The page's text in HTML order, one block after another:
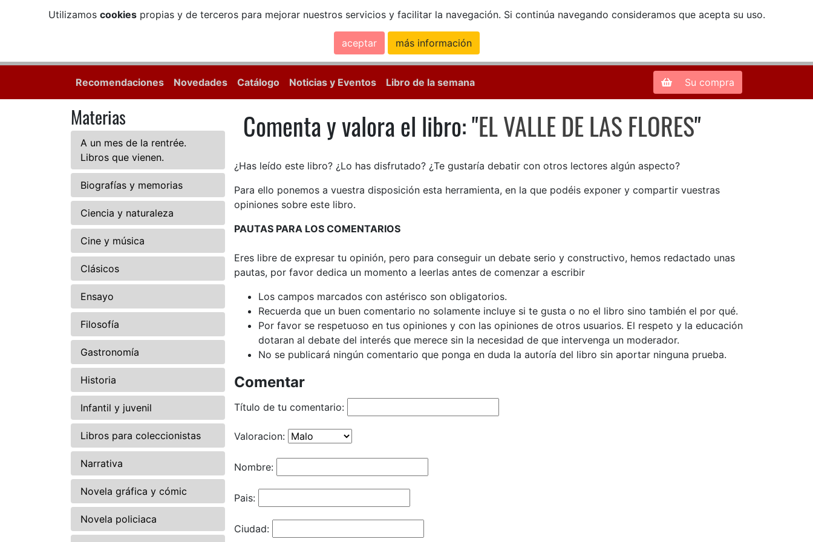
Utilizamos cookiespropias y de terceros para mejorar nuestros servicios y facilitar la navegación. Si continúa navegando consideramos que acepta su uso.
aceptar más información
Zona de Clientes
Recomendaciones Novedades Catálogo Noticias y Eventos Libro de la semana Su compra
Materias
A un mes de la rentrée.
Libros que vienen.
Biografías y memorias
Ciencia y naturaleza
Cine y música
Clásicos
Ensayo
Filosofía
Gastronomía
Historia
Infantil y juvenil
Libros para coleccionistas
Narrativa
Novela gráfica y cómic
Novela policiaca
Comenta y valora el libro: EL VALLE DE LAS FLORES
Comenta y valora el libro: "EL VALLE DE LAS FLORES"
¿Has leído este libro? ¿Lo has disfrutado? ¿Te gustaría debatir con otros lectores algún aspecto?
Para ello ponemos a vuestra disposición esta herramienta, en la que podéis exponer y compartir vuestras
opiniones sobre este libro.
PAUTAS PARA LOS COMENTARIOS
Eres libre de expresar tu opinión, pero para conseguir un debate serio y constructivo, hemos redactado unas
pautas, por favor dedica un momento a leerlas antes de comenzar a escribir
Los campos marcados con astérisco son obligatorios.
Recuerda que un buen comentario no solamente incluye si te gusta o no el libro sino también el por qué.
Por favor se respetuoso en tus opiniones y con las opiniones de otros usuarios. El respeto y la educación
dotaran al debate del interés que merece sin la necesidad de que intervenga un moderador.
No se publicará ningún comentario que ponga en duda la autoría del libro sin aportar ninguna prueba.
Comentar
Título de tu comentario:
Valoracion:
Nombre:
Pais:
Ciudad: